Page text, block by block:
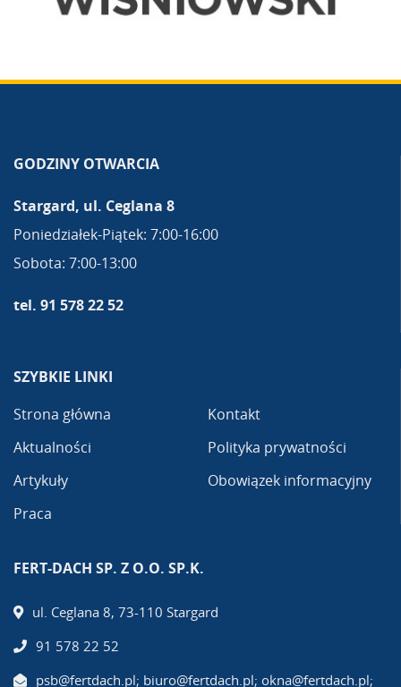
GODZINY OTWARCIA
Stargard, ul. Ceglana 8
Poniedziałek-Piątek: 7:00-16:00
Sobota: 7:00-13:00
tel. 91 578 22 52
SZYBKIE LINKI
Strona główna
Aktualności
Artykuły
Praca
Kontakt
Polityka prywatności
Obowiązek informacyjny
FERT-DACH SP. Z O.O. SP.K.
ul. Ceglana 8, 73-110 Stargard
91 578 22 52
psb@fertdach.pl; biuro@fertdach.pl; okna@fertdach.pl;